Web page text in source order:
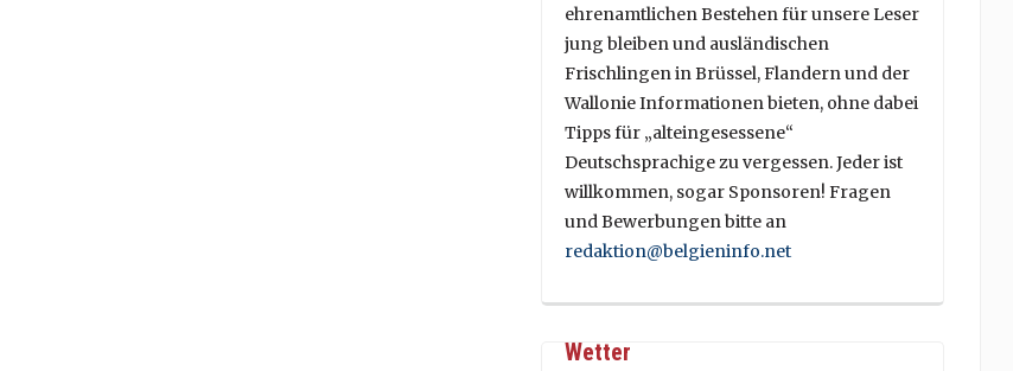
ehrenamtlichen Bestehen für unsere Leser
jung bleiben und ausländischen
Frischlingen in Brüssel, Flandern und der
Wallonie Informationen bieten, ohne dabei
Tipps für „alteingesessene“
Deutschsprachige zu vergessen. Jeder ist
willkommen, sogar Sponsoren! Fragen
und Bewerbungen bitte an
redaktion@belgieninfo.net
Wetter